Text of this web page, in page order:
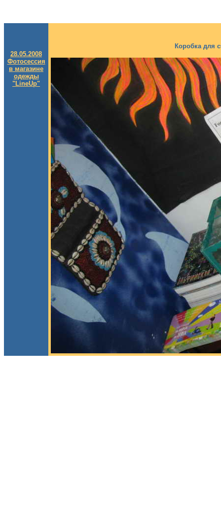
28.05.2008
Фотосессия
в магазине
одежды
"LineUp"
Коробка для